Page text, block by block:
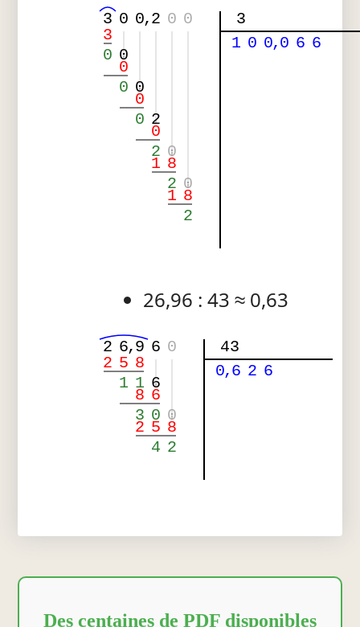
3 0 0 2
, 0 0
3
1 0 0,0 6 6
3
0 0
0
0 0
0
0 2
0
2 0
8
1
2 0
8
1
2
26,96 : 43 ≈ 0,63
2 6 9 6
, 0
43
0,6 2 6
8
5
2
1
1 6
6
8
0
3 0
8
5
2
2
4
Des centaines de PDF disponibles